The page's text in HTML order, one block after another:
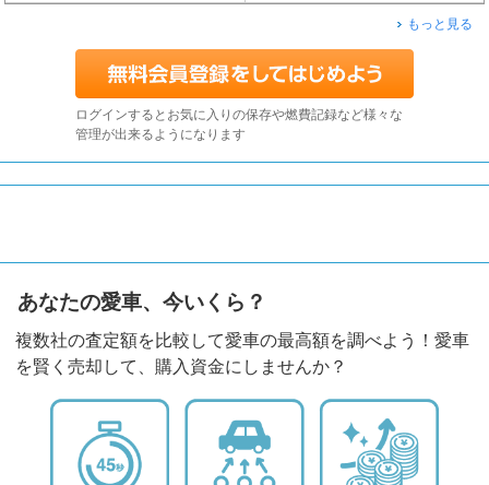
もっと見る
ログインするとお気に入りの保存や燃費記録など様々な
管理が出来るようになります
あなたの愛車、今いくら？
複数社の査定額を比較して愛車の最高額を調べよう！愛車
を賢く売却して、購入資金にしませんか？